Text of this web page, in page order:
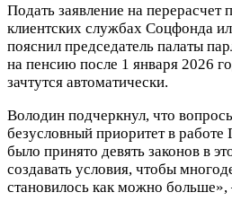
Подать заявление на перерасчет
клиентских службах Соцфонда
пояснил председатель палаты
на пенсию после 1 января 2026
зачтутся автоматически.
Володин подчеркнул, что
безусловный приоритет в
было принято девять законов в
создавать условия, чтобы
становилось как можно